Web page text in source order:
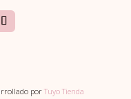
porTuyo Tienda